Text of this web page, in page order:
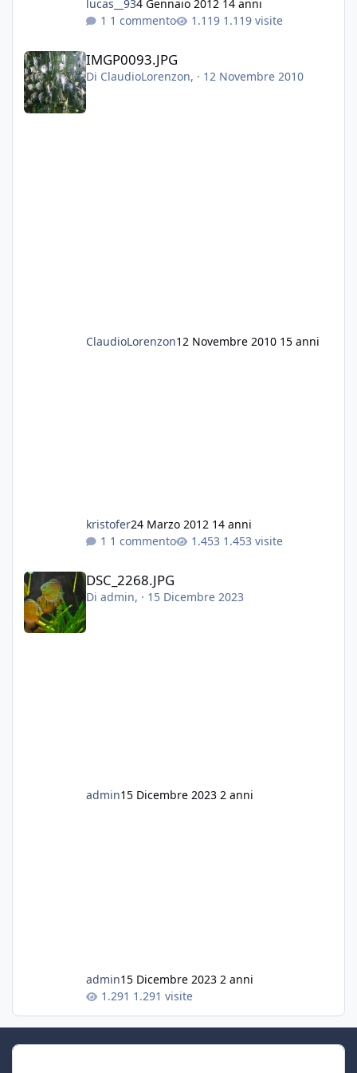
lucas__934 Gennaio 2012 14 anni
1 commento
1.119 visite
IMGP0093.JPG
IMGP0093.JPG
Di ClaudioLorenzon, · 12 Novembre 2010
ClaudioLorenzon12 Novembre 2010 15 anni
kristofer24 Marzo 2012 14 anni
1 commento
1.453 visite
DSC_2268.JPG
Di admin, · 15 Dicembre 2023
admin15 Dicembre 2023 2 anni
admin15 Dicembre 2023 2 anni
1.291 visite